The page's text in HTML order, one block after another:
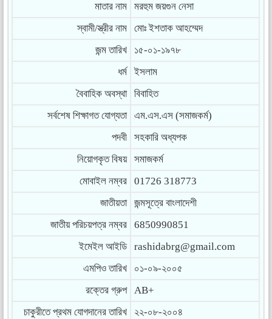
মাতার নাম
মরহুম জয়গুন নেসা
স্বামী/স্ত্রীর নাম
মোঃ ইশতাক আহম্মেদ
জন্ম তারিখ
১৫-০১-১৯৭৮
ধর্ম
ইসলাম
বৈবাহিক অবস্থা
বিবাহিত
সর্বশেষ শিক্ষাগত যোগ্যতা
এম.এস.এস (সমাজকর্ম)
পদবী
সহকারি অধ্যপক
নিয়োগকৃত বিষয়
সমাজকর্ম
মোবাইল নম্বর
01726 318773
জাতীয়তা
জন্মসূত্রে বাংলাদেশী
জাতীয় পরিচয়পত্র নম্বর
6850990851
ইমেইল আইডি
rashidabrg@gmail.com
এমপিও তারিখ
০১-০৯-২০০৫
রক্তের গ্রুপ
AB+
চাকুরীতে প্রথম যোগদানের তারিখ
২২-০৮-২০০৪